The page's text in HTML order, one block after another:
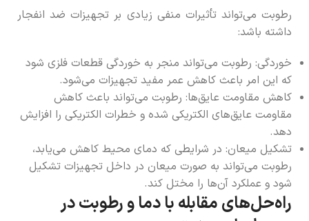
رطوبت می‌تواند تأثیرات منفی زیادی بر تجهیزات ضد انفجار
داشته باشد:
خوردگی: رطوبت می‌تواند منجر به خوردگی قطعات فلزی شود
که این امر باعث کاهش عمر مفید تجهیزات می‌شود.
کاهش مقاومت عایق‌ها: رطوبت می‌تواند باعث کاهش
مقاومت عایق‌های الکتریکی شده و خطرات الکتریکی را افزایش
دهد.
تشکیل میعان: در شرایطی که دمای محیط کاهش می‌یابد،
رطوبت می‌تواند به صورت میعان در داخل تجهیزات تشکیل
شود و عملکرد آن‌ها را مختل کند.
راه‌حل‌های مقابله با دما و رطوبت در